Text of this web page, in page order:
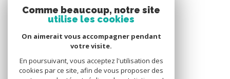
Politique RGPD
Comme beaucoup, notre site
utilise les cookies
On aimerait vous accompagner pendant
votre visite.
En poursuivant, vous acceptez l'utilisation des
cookies par ce site, afin de vous proposer des